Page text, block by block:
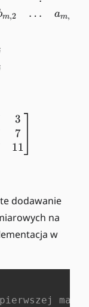
m,2
…
am,
1 & 2
3
7
11
dodawanie
na
w